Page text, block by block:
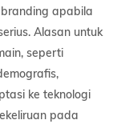
apabila
Alasan untuk
seperti
ke teknologi
pada